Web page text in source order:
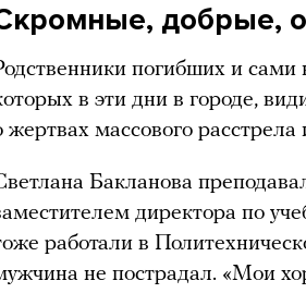
добрые,
погибших и сами
в эти дни в городе,
жертвах массового расстрела
Бакланова
директора по
работали в
не пострадал. «Мои